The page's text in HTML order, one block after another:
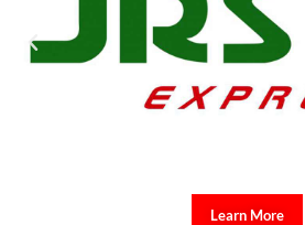
Learn More